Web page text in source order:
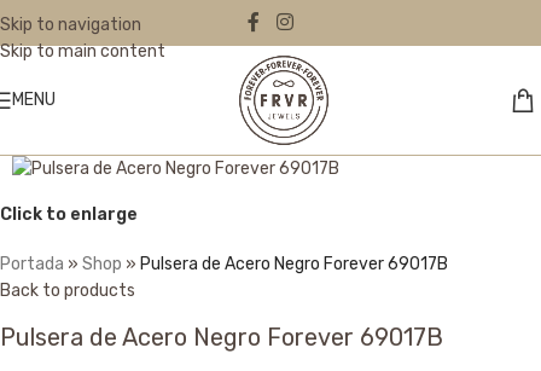
Skip to navigation
Skip to main content
MENU
Click to enlarge
Portada » Shop » Pulsera de Acero Negro Forever 69017B
Back to products
Pulsera de Acero Negro Forever 69017B